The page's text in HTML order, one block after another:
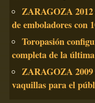
ZARAGOZA
de emboladores con
Toropasión
completa de la
ZARAGOZA 2009
vaquillas para el